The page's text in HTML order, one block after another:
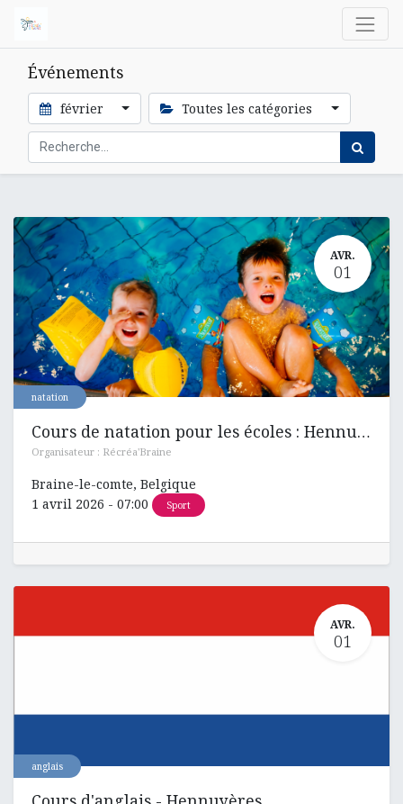
Événements
février Toutes les catégories
AVR.
01
natation
Cours de natation pour les écoles : Hennuyères , Ronquières et Henripont
Organisateur : Récréa'Braine
Braine-le-comte, Belgique
1 avril 2026 - 07:00 Sport
AVR.
01
anglais